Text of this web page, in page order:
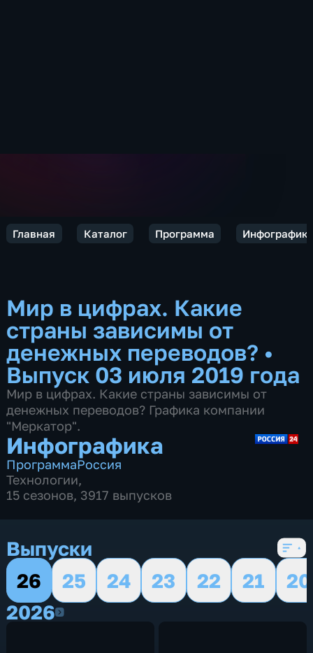
Главная Каталог Программа
Мир в цифрах. Какие
страны зависимы от
денежных переводов? •
Выпуск 03 июля 2019 года
Мир в цифрах. Какие страны зависимы от
денежных переводов? Графика компании
"Меркатор".
Инфографика
ПрограммаРоссия
Технологии,
15 сезонов, 3917 выпусков
Выпуски
26
25 24 23 22 21
20
20262026